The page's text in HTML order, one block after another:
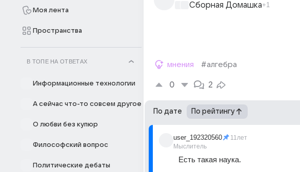
Моя лента
Пространства
В ТОПЕ НА ОТВЕТАХ
Информационные технологии
А сейчас что-то совсем другое
О любви без купюр
Философский вопрос
Политические дебаты
Сборная Домашка+1
мнения #алгебра
0 2
По дате По рейтингу
user_192320560
Мыслитель
11лет
Есть такая наука.